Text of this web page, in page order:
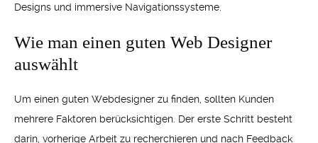
Designs und immersive Navigationssysteme.
Wie man einen guten Web Designer
auswählt
Um einen guten Webdesigner zu finden, sollten Kunden
mehrere Faktoren berücksichtigen. Der erste Schritt besteht
darin, vorherige Arbeit zu recherchieren und nach Feedback